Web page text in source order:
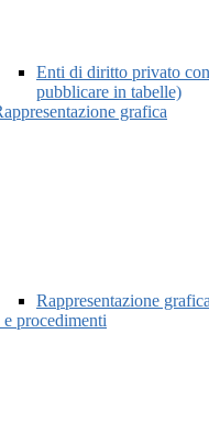
Enti di diritto privato
pubblicare in tabelle)
grafica
Rappresentazione grafica
procedimenti